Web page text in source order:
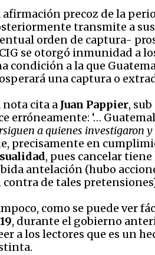
afirmación precoz de la
transmite a
orden de captura-
se otorgó inmunidad a
condición a la que
una captura o
nota cita a Juan Pappier,
erróneamente: ‘…
a quienes investigaron
precisamente en
, pues cancelar
antelación (hubo
contra de tales
como se puede ver
, durante el gobierno
a los lectores que es un